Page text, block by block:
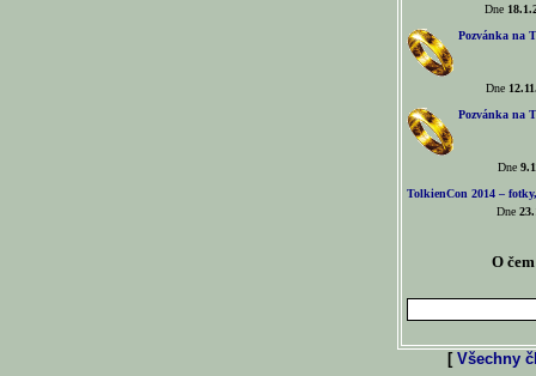
Dne
Pozvánka na
Dne
Pozvánka na
Dne
TolkienCon 2014 –
Dne
O
[ Všechny